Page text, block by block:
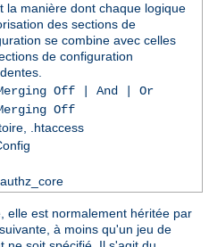
la manière dont chaque logique
des sections de
se combine avec celles
de configuration
Off | And | Or
Off
.htaccess
elle est normalement héritée par
suivante, à moins qu'un jeu de